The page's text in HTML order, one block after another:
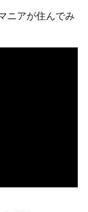
ニアが住んでみ